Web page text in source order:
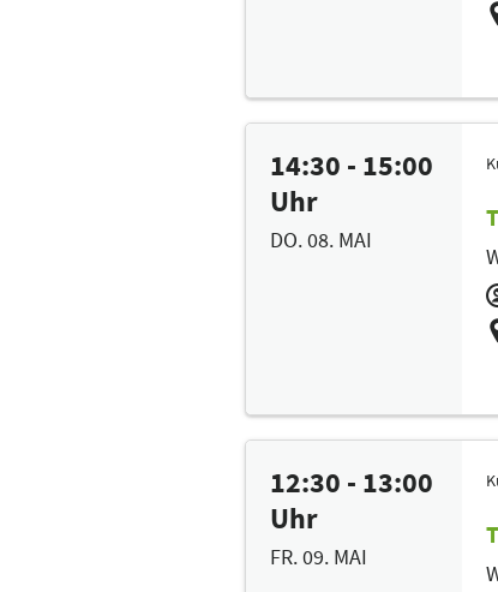
14:30 - 15:00
Uhr
DO. 08. MAI
12:30 - 13:00
Uhr
FR. 09. MAI